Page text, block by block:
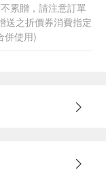
累贈，請注意訂單
送之折價券消費指定
併使用)